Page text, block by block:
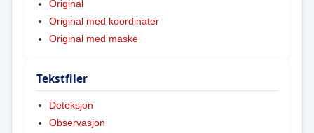
Original
Original med koordinater
Original med maske
Tekstfiler
Deteksjon
Observasjon